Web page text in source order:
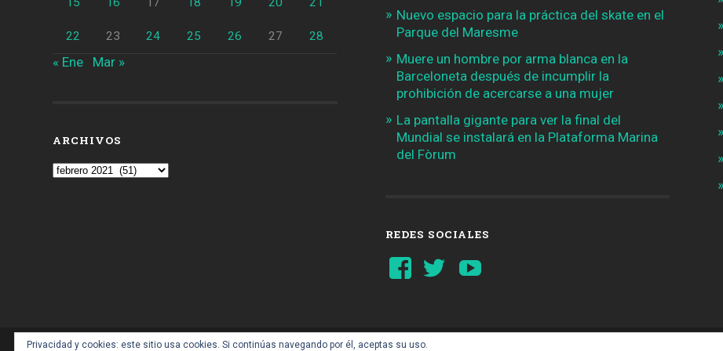
22 23 24 25 26 27 28
« Ene Mar »
ARCHIVOS
Archivos
Nuevo espacio para la práctica del skate en el
Parque del Maresme
Muere un hombre por arma blanca en la
Barceloneta después de incumplir la
prohibición de acercarse a una mujer
La pantalla gigante para ver la final del
Mundial se instalará en la Plataforma Marina
del Fòrum
REDES SOCIALES
Ver
perfil
Ver
perfil
Privacidad y cookies: este sitio usa cookies. Si continúas navegando por él, aceptas su uso.